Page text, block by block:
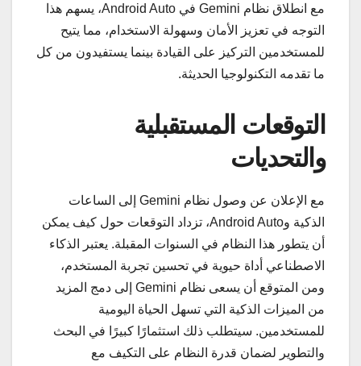
مع انطلاق نظام Gemini في Android Auto، يسهم هذا
التوجه في تعزيز الأمان وسهولة الاستخدام، مما يتيح
للمستخدمين التركيز على القيادة بينما يستفيدون من كل
ما تقدمه التكنولوجيا الحديثة.
التوقعات المستقبلية
والتحديات
مع الإعلان عن وصول نظام Gemini إلى الساعات
الذكية وAndroid Auto، تزداد التوقعات حول كيف يمكن
أن يتطور هذا النظام في السنوات المقبلة. يعتبر الذكاء
الاصطناعي أداة حيوية في تحسين تجربة المستخدم،
ومن المتوقع أن يسعى نظام Gemini إلى دمج المزيد
من الميزات الذكية التي تسهل الحياة اليومية
للمستخدمين. سيتطلب ذلك استثمارًا كبيرًا في البحث
والتطوير لضمان قدرة النظام على التكيف مع